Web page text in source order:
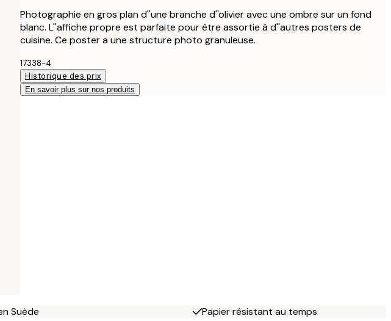
Photographie en gros plan d''une branche d''olivier avec une ombre sur un fond
blanc. L''affiche propre est parfaite pour être assortie à d''autres posters de
cuisine. Ce poster a une structure photo granuleuse.
17338-4
Historique des prix
En savoir plus sur nos produits
Suède Papier résistant au temps